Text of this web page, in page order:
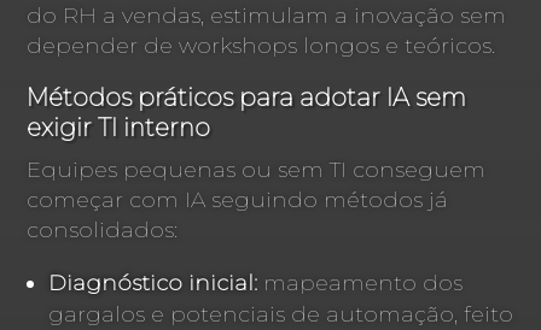
do RH a vendas, estimulam a inovação sem
depender de workshops longos e teóricos.
Métodos práticos para adotar IA sem
exigir TI interno
Equipes pequenas ou sem TI conseguem
começar com IA seguindo métodos já
consolidados:
Diagnóstico inicial: mapeamento dos
gargalos e potenciais de automação, feito